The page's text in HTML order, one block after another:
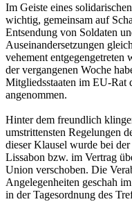
Im Geiste eines
wichtig, gemeinsam auf
Entsendung von Soldaten
Auseinandersetzungen
vehement
der vergangenen Woche
Mitgliedsstaaten im EU-Rat
angenommen.
Hinter dem freundlich
umstrittensten Regelungen
dieser Klausel wurde bei
Lissabon bzw. im Vertrag
Union verschoben. Die
Angelegenheiten geschah
in der Tagesordnung des